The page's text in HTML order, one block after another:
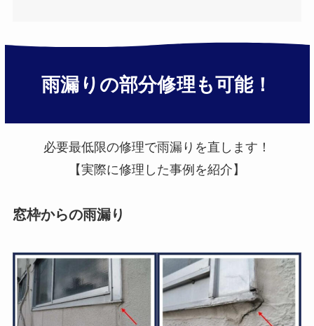
雨漏りの部分修理も可能！
必要最低限の修理で雨漏りを直します！
【実際に修理した事例を紹介】
窓枠からの雨漏り